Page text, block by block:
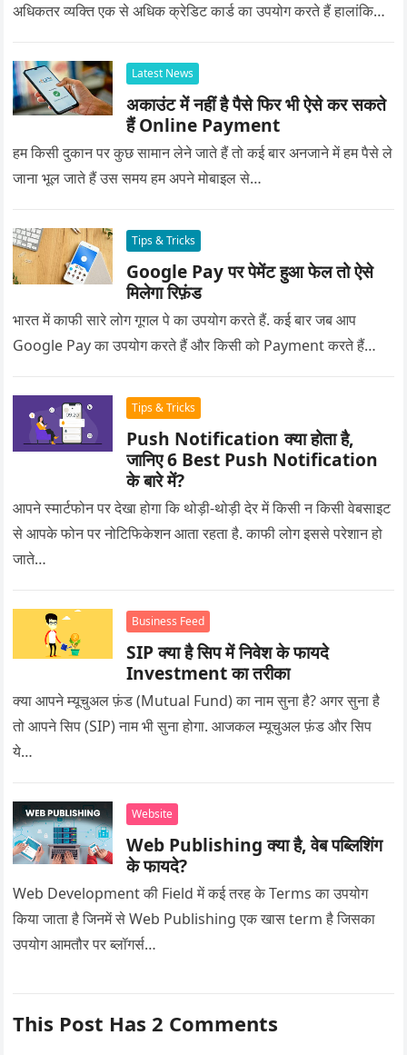
अधिकतर व्यक्ति एक से अधिक क्रेडिट कार्ड का उपयोग करते हैं हालांकि…
Latest News
अकाउंट में नहीं है पैसे फिर भी ऐसे कर सकते
हैं Online Payment
हम किसी दुकान पर कुछ सामान लेने जाते हैं तो कई बार अनजाने में हम पैसे ले
जाना भूल जाते हैं उस समय हम अपने मोबाइल से…
Tips & Tricks
Google Pay पर पेमेंट हुआ फेल तो ऐसे
मिलेगा रिफ़ंड
भारत में काफी सारे लोग गूगल पे का उपयोग करते हैं. कई बार जब आप
Google Pay का उपयोग करते हैं और किसी को Payment करते हैं…
Tips & Tricks
Push Notification क्या होता है,
जानिए 6 Best Push Notification
के बारे में?
आपने स्मार्टफोन पर देखा होगा कि थोड़ी-थोड़ी देर में किसी न किसी वेबसाइट
से आपके फोन पर नोटिफिकेशन आता रहता है. काफी लोग इससे परेशान हो
जाते…
Business Feed
SIP क्या है सिप में निवेश के फायदे
Investment का तरीका
क्या आपने म्यूचुअल फ़ंड (Mutual Fund) का नाम सुना है? अगर सुना है
तो आपने सिप (SIP) नाम भी सुना होगा. आजकल म्यूचुअल फ़ंड और सिप
ये…
Website
Web Publishing क्या है, वेब पब्लिशिंग
के फायदे?
Web Development की Field में कई तरह के Terms का उपयोग
किया जाता है जिनमें से Web Publishing एक खास term है जिसका
उपयोग आमतौर पर ब्लॉगर्स…
This Post Has 2 Comments